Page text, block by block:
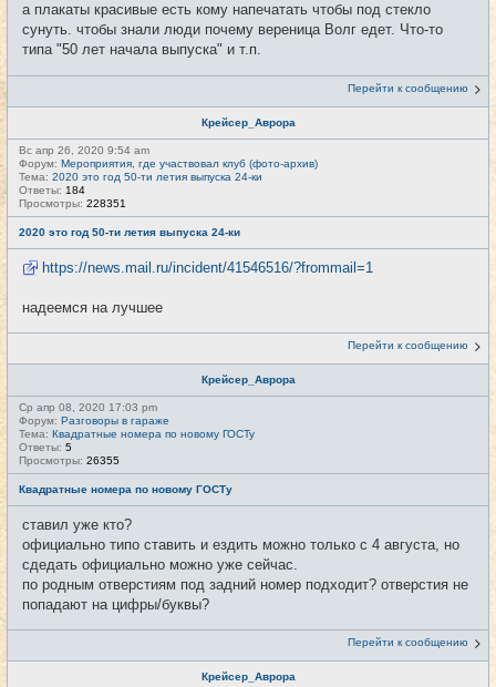
а плакаты красивые есть кому напечатать чтобы под стекло
сунуть. чтобы знали люди почему вереница Волг едет. Что-то
типа "50 лет начала выпуска" и т.п.
Перейти к сообщению
Крейсер_Аврора
Вс апр 26, 2020 9:54 am
Форум: Мероприятия, где участвовал клуб (фото-архив)
Тема: 2020 это год 50-ти летия выпуска 24-ки
Ответы: 184
Просмотры: 228351
2020 это год 50-ти летия выпуска 24-ки
https://news.mail.ru/incident/41546516/?frommail=1
надеемся на лучшее
Перейти к сообщению
Крейсер_Аврора
Ср апр 08, 2020 17:03 pm
Форум: Разговоры в гараже
Тема: Квадратные номера по новому ГОСТу
Ответы: 5
Просмотры: 26355
Квадратные номера по новому ГОСТу
ставил уже кто?
официально типо ставить и ездить можно только с 4 августа, но
сдедать официально можно уже сейчас.
по родным отверстиям под задний номер подходит? отверстия не
попадают на цифры/буквы?
Перейти к сообщению
Крейсер_Аврора